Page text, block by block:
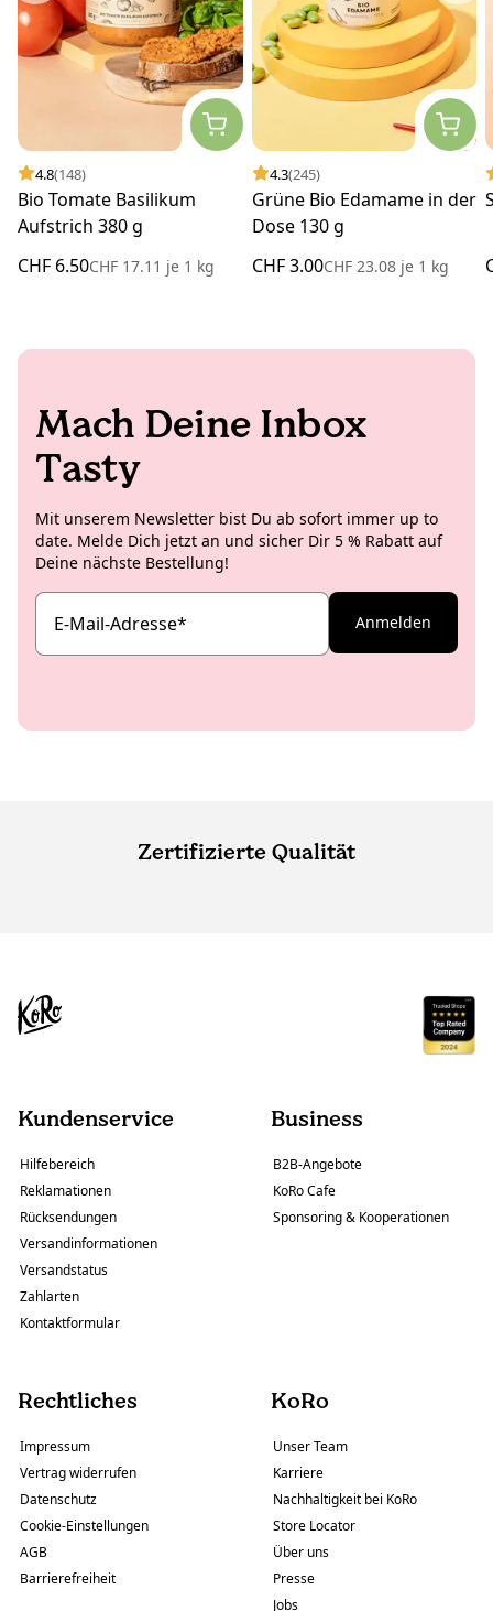
4.8(148)
Bio Tomate Basilikum
Aufstrich 380 g
CHF 6.50CHF 17.11 je 1 kg
4.3(245)
Grüne Bio Edamame in der
Dose 130 g
CHF 3.00CHF 23.08 je1 kg
Mach Deine Inbox
Tasty
Mit unserem Newsletter bist Du ab sofort immer up to
date. Melde Dich jetzt an und sicher Dir 5 % Rabatt auf
Deine nächste Bestellung!
E-Mail-Adresse* Anmelden
Zertifizierte Qualität
Kundenservice
Hilfebereich
Reklamationen
Rücksendungen
Versandinformationen
Versandstatus
Zahlarten
Kontaktformular
Business
B2B-Angebote
KoRo Cafe
Sponsoring & Kooperationen
Rechtliches
Impressum
Vertrag widerrufen
Datenschutz
Cookie-Einstellungen
AGB
Barrierefreiheit
KoRo
Unser Team
Karriere
Nachhaltigkeit bei KoRo
Store Locator
Über uns
Presse
Jobs